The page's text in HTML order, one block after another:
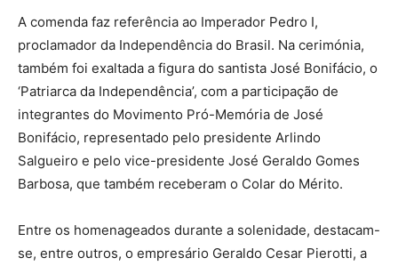
A comenda faz referência ao Imperador Pedro I,
proclamador da Independência do Brasil. Na cerimónia,
também foi exaltada a figura do santista José Bonifácio, o
‘Patriarca da Independência’, com a participação de
integrantes do Movimento Pró-Memória de José
Bonifácio, representado pelo presidente Arlindo
Salgueiro e pelo vice-presidente José Geraldo Gomes
Barbosa, que também receberam o Colar do Mérito.
Entre os homenageados durante a solenidade, destacam-
se, entre outros, o empresário Geraldo Cesar Pierotti, a